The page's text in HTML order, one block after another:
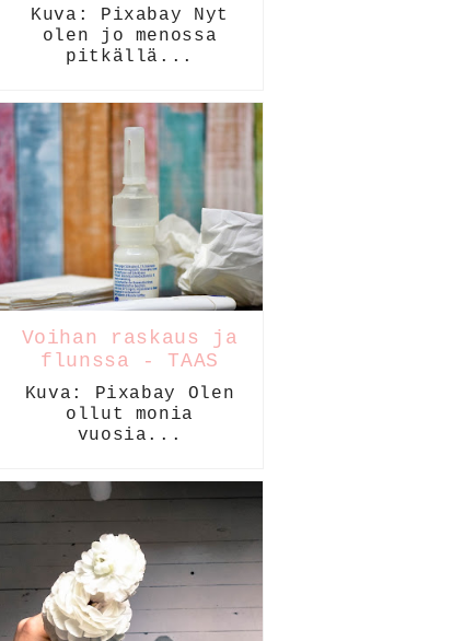
Kuva: Pixabay Nyt
olen jo menossa
pitkällä...
Voihan raskaus ja
flunssa - TAAS
Kuva: Pixabay Olen
ollut monia
vuosia...